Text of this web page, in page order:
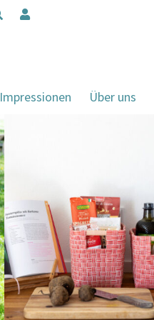
Impressionen Über uns